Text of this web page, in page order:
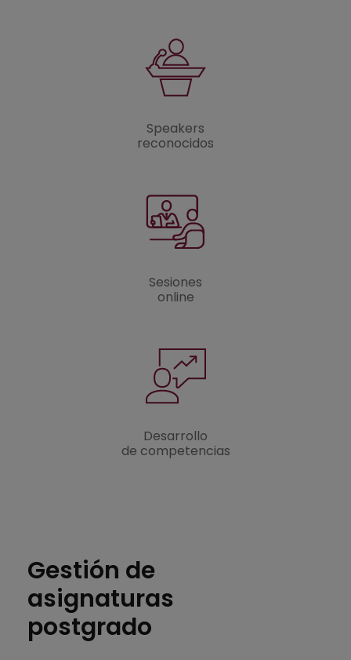
Speakers
reconocidos
Sesiones
online
Desarrollo
de competencias
Gestión de
asignaturas
postgrado